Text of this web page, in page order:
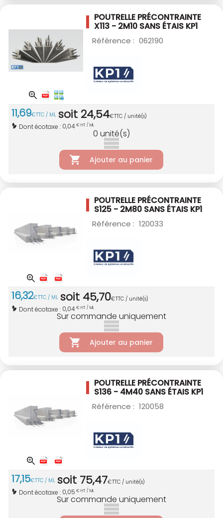
POUTRELLE PRÉCONTRAINTE
X113 - 2M10 SANS ÉTAIS KP1
Référence : 062190
11,69€TTC / ML soit 24,54€TTC / unité(s)
Dont écotaxe : 0,04€ HT / ML
0 unité(s)
Ajouter au panier
POUTRELLE PRÉCONTRAINTE
S125 - 2M80 SANS ÉTAIS KP1
Référence : 120033
16,32€TTC / ML soit 45,70€TTC / unité(s)
Dont écotaxe : 0,04€ HT / ML
Sur commande uniquement
Ajouter au panier
POUTRELLE PRÉCONTRAINTE
S136 - 4M40 SANS ÉTAIS KP1
Référence : 120058
17,15€TTC / ML soit 75,47€TTC / unité(s)
Dont écotaxe : 0,05 € HT / ML
Sur commande uniquement